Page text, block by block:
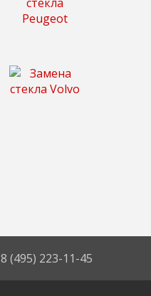
8 (495) 223-11-45